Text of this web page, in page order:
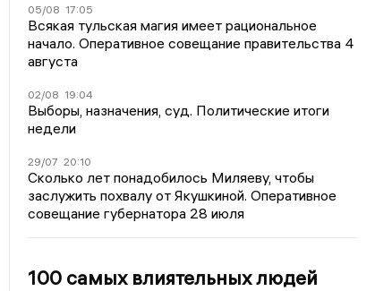
05/08 17:05
Всякая тульская магия имеет рациональное
начало. Оперативное совещание правительства 4
августа
02/08 19:04
Выборы, назначения, суд. Политические итоги
недели
29/07 20:10
Сколько лет понадобилось Миляеву, чтобы
заслужить похвалу от Якушкиной. Оперативное
совещание губернатора 28 июля
100 самых влиятельных людей